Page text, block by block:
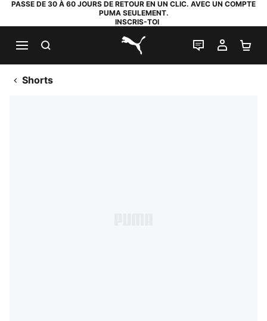
PASSE DE 30 À 60 JOURS DE RETOUR EN UN CLIC. AVEC UN COMPTE
PUMA SEULEMENT.
INSCRIS-TOI
PUMA.com
LIVE CHAT
MON
Shorts